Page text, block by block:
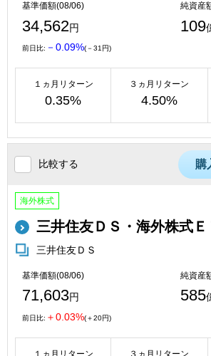
基準価額(08/06)
34,562円
純資産
109
前日比: －0.09%(－31円)
１ヵ月リターン
0.35%
３ヵ月リターン
4.50%
比較する 購
海外株式
三井住友ＤＳ・海外株式
三井住友ＤＳ
基準価額(08/06)
71,603円
純資産
585
前日比: ＋0.03%(＋20円)
１ヵ月リターン ３ヵ月リターン